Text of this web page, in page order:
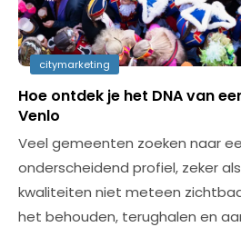
citymarketing
Hoe ontdek je het DNA van
Venlo
Veel gemeenten zoeken naar
onderscheidend profiel, zeker
kwaliteiten niet meteen
het behouden, terughalen en